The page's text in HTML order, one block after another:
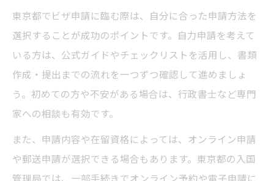
東京都でビザ申請に臨む際は、自分に合った申請方法を
選択することが成功のポイントです。自力申請を考えて
いる方は、公式ガイドやチェックリストを活用し、書類
作成・提出までの流れを一つずつ確認して進めましょ
う。初めての方や不安がある場合は、行政書士など専門
家への相談も有効です。
また、申請内容や在留資格によっては、オンライン申請
や郵送申請が選択できる場合もあります。東京都の入国
管理局では、一部手続きでオンライン予約や電子申請に